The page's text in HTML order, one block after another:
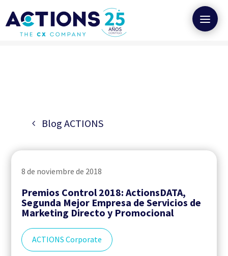
Blog ACTIONS
8 de noviembre de 2018
Premios Control 2018: ActionsDATA,
Segunda Mejor Empresa de Servicios de
Marketing Directo y Promocional
ACTIONS Corporate